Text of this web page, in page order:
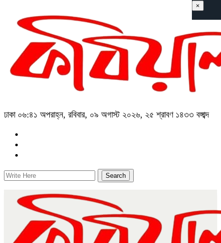
ঢাকা ০৬:৪১ অপরাহ্ন, রবিবার, ০৯ অগাস্ট ২০২৬, ২৫ শ্রাবণ ১৪৩৩ বঙ্গাব্দ
×